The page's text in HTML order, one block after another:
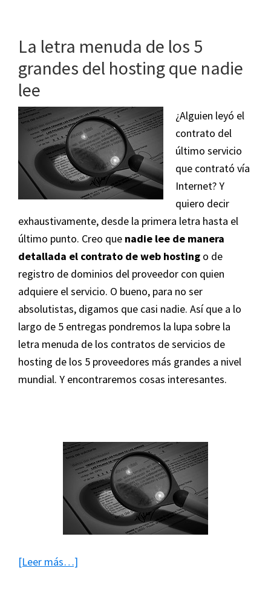
La letra menuda de los 5
grandes del hosting que nadie
lee
¿Alguien leyó el
contrato del
último servicio
que contrató vía
Internet? Y
quiero decir
exhaustivamente, desde la primera letra hasta el
último punto. Creo que nadie lee de manera
detallada el contrato de web hosting o de
registro de dominios del proveedor con quien
adquiere el servicio. O bueno, para no ser
absolutistas, digamos que casi nadie. Así que a lo
largo de 5 entregas pondremos la lupa sobre la
letra menuda de los contratos de servicios de
hosting de los 5 proveedores más grandes a nivel
mundial. Y encontraremos cosas interesantes.
[Leer más…]